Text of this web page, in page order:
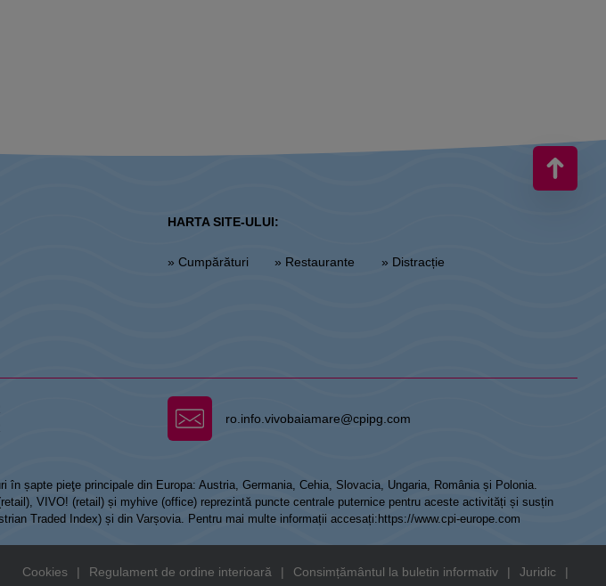
HARTA SITE-ULUI:
» Cumpărături » Restaurante » Distracție
ro.info.vivobaiamare@cpipg.com
șapte pieţe principale din Europa: Austria, Germania, Cehia, Slovacia, Ungaria, România și Polonia.
VIVO! (retail) și myhive (office) reprezintă puncte centrale puternice pentru aceste activități și susțin
Traded Index) și din Varșovia. Pentru mai multe informații accesați: https://www.cpi-europe.com
Cookies | Regulament de ordine interioară | Consimțământul la buletin informativ | Juridic
|